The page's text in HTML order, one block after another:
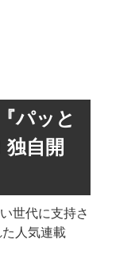
パッと
自開
世代に支持さ
人気連載